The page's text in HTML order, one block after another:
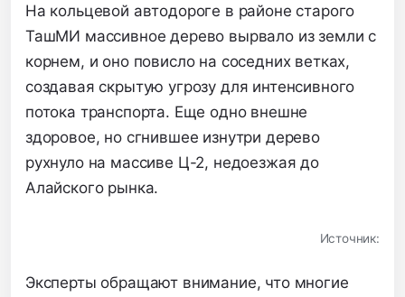
На кольцевой автодороге в районе старого
ТашМИ массивное дерево вырвало из земли с
корнем, и оно повисло на соседних ветках,
создавая скрытую угрозу для интенсивного
потока транспорта. Еще одно внешне
здоровое, но сгнившее изнутри дерево
рухнуло на массиве Ц-2, недоезжая до
Алайского рынка.
Источник:
Эксперты обращают внимание, что многие